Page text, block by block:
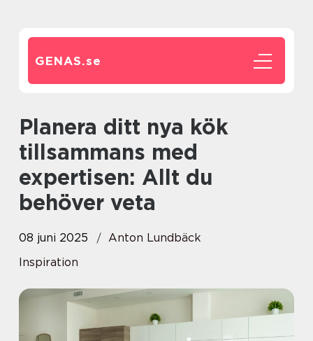
GENAS.se
Planera ditt nya kök
tillsammans med
expertisen: Allt du
behöver veta
08 juni 2025
Anton Lundbäck
Inspiration